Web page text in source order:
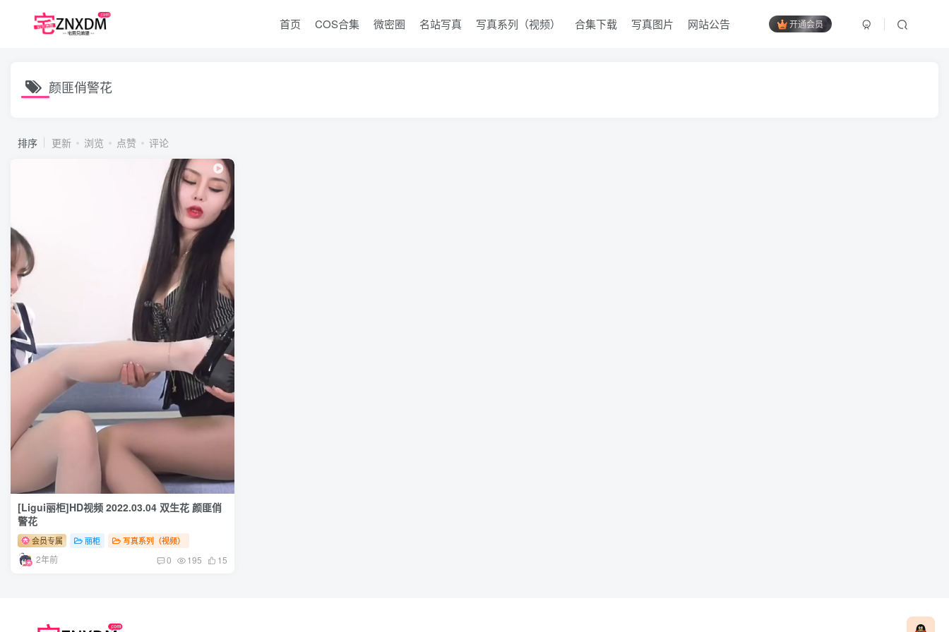
开通会员
首页 COS合集 微密圈 名站写真 写真系列（视频） 合集下载 写真图片 网站公告
颜匪俏警花
排序 更新 浏览 点赞 评论
[Ligui丽柜]HD视频 2022.03.04 双生花 颜匪俏
警花
会员专属 丽柜 写真系列（视频）
2年前 0 195 15